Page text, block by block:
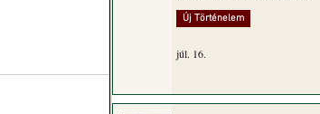
Új Történelem
júl. 16.